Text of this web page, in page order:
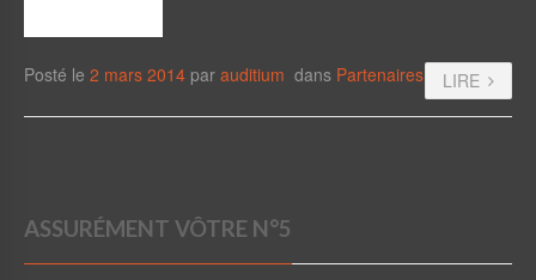
Posté le 2 mars 2014 par auditium dans Partenaires LIRE
ASSURÉMENT VÔTRE N°5